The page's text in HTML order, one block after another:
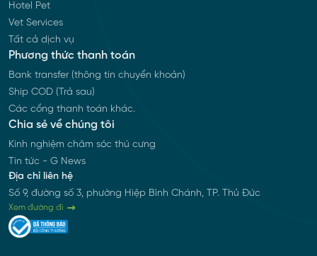
Hotel Pet
Vet Services
Tất cả dịch vụ
Phương thức thanh toán
Bank transfer (thông tin chuyển khoản)
Ship COD (Trả sau)
Các cổng thanh toán khác.
Chia sẻ về chúng tôi
Kinh nghiệm chăm sóc thú cưng
Tin tức - G News
Địa chỉ liên hệ
Số 9, đường số 3, phường Hiệp Bình Chánh, TP. Thủ Đức
Xem đường đi